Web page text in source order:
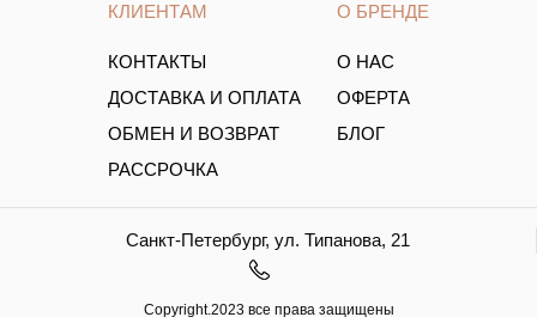
КЛИЕНТАМ
КОНТАКТЫ
ДОСТАВКА И ОПЛАТА
ОБМЕН И ВОЗВРАТ
РАССРОЧКА
О БРЕНДЕ
О НАС
ОФЕРТА
БЛОГ
Санкт-Петербург, ул. Типанова, 21
Copyright.2023 все права защищены